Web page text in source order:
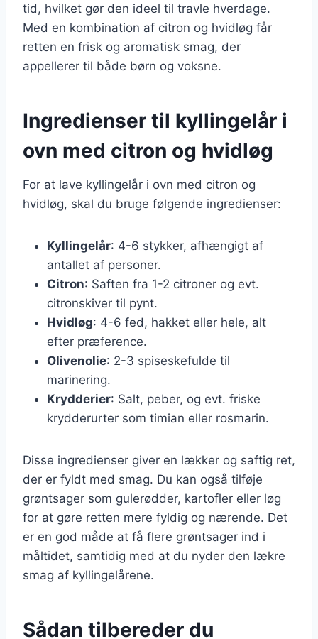
tid, hvilket gør den ideel til travle hverdage.
Med en kombination af citron og hvidløg får
retten en frisk og aromatisk smag, der
appellerer til både børn og voksne.
Ingredienser til kyllingelår i
ovn med citron og hvidløg
For at lave kyllingelår i ovn med citron og
hvidløg, skal du bruge følgende ingredienser:
Kyllingelår: 4-6 stykker, afhængigt af
antallet af personer.
Citron: Saften fra 1-2 citroner og evt.
citronskiver til pynt.
Hvidløg: 4-6 fed, hakket eller hele, alt
efter præference.
Olivenolie: 2-3 spiseskefulde til
marinering.
Krydderier: Salt, peber, og evt. friske
krydderurter som timian eller rosmarin.
Disse ingredienser giver en lækker og saftig ret,
der er fyldt med smag. Du kan også tilføje
grøntsager som gulerødder, kartofler eller løg
for at gøre retten mere fyldig og nærende. Det
er en god måde at få flere grøntsager ind i
måltidet, samtidig med at du nyder den lækre
smag af kyllingelårene.
Sådan tilbereder du